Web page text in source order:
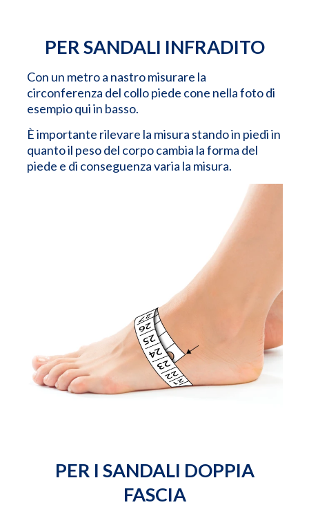
PER SANDALI INFRADITO
Con un metro a nastro misurare la
circonferenza del collo piede cone nella foto di
esempio qui in basso.
È importante rilevare la misura stando in piedi in
quanto il peso del corpo cambia la forma del
piede e di conseguenza varia la misura.
PER I SANDALI DOPPIA
FASCIA